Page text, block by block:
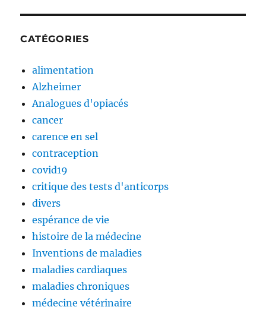
CATÉGORIES
alimentation
Alzheimer
Analogues d'opiacés
cancer
carence en sel
contraception
covid19
critique des tests d'anticorps
divers
espérance de vie
histoire de la médecine
Inventions de maladies
maladies cardiaques
maladies chroniques
médecine vétérinaire